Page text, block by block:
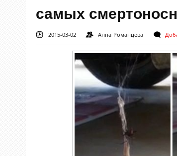
самых
2015-03-02 Анна Романцева